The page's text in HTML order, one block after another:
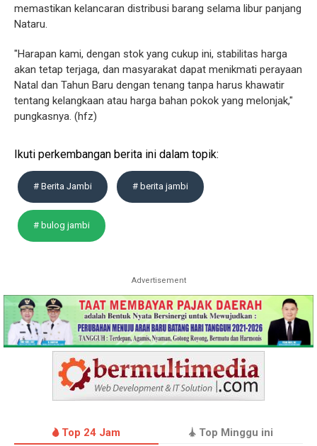
memastikan kelancaran distribusi barang selama libur panjang
Nataru.
"Harapan kami, dengan stok yang cukup ini, stabilitas harga
akan tetap terjaga, dan masyarakat dapat menikmati perayaan
Natal dan Tahun Baru dengan tenang tanpa harus khawatir
tentang kelangkaan atau harga bahan pokok yang melonjak,"
pungkasnya. (hfz)
Ikuti perkembangan berita ini dalam topik:
# Berita Jambi # berita jambi
# bulog jambi
Advertisement
Top 24 Jam Top Minggu ini